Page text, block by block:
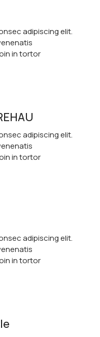
adipiscing elit.
in tortor
adipiscing elit.
in tortor
adipiscing elit.
in tortor